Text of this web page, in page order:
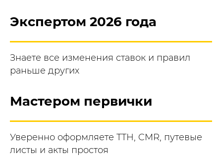
Экспертом 2026 года
Знаете все изменения ставок и правил
раньше других
Мастером первички
Уверенно оформляете ТТН, CMR, путевые
листы и акты простоя